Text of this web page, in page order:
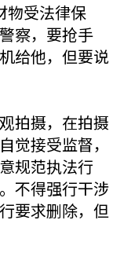
物受法律保
察，要抢手
给他，但要说
拍摄，在拍摄
觉接受监督，
规范执法行
不得强行干涉
要求删除，但